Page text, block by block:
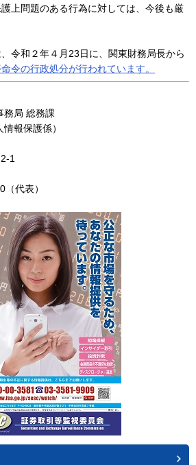
上問題のある行為に対しては、今後も厳
令和２年４月23日に、関東財務局長から
令の行政処分が行われています。
務局 総務課
保護係）
1
代表）